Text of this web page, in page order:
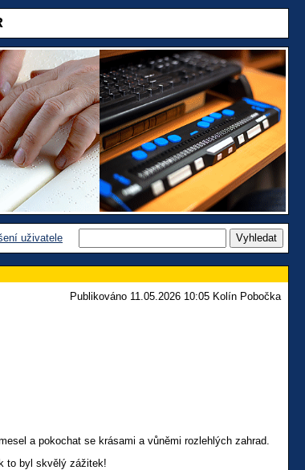
uživatele
Publikováno 11.05.2026 10:05 Kolín Pobočka
a pokochat se krásami a vůněmi rozlehlých zahrad.
to byl skvělý zážitek!